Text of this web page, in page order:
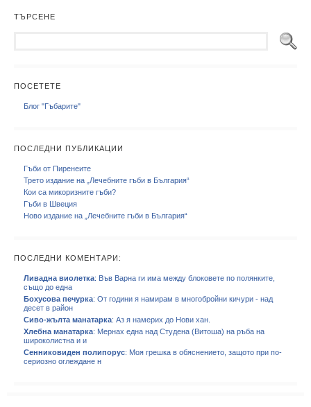
ТЪРСЕНЕ
ПОСЕТЕТЕ
Блог "Гъбарите"
ПОСЛЕДНИ ПУБЛИКАЦИИ
Гъби от Пиренеите
Трето издание на „Лечебните гъби в България“
Кои са микоризните гъби?
Гъби в Швеция
Ново издание на „Лечебните гъби в България“
ПОСЛЕДНИ КОМЕНТАРИ:
Ливадна виолетка: Във Варна ги има между блоковете по полянките,
също до една
Бохусова печурка: От години я намирам в многобройни кичури - над
десет в район
Сиво-жълта манатарка: Аз я намерих до Нови хан.
Хлебна манатарка: Мернах една над Студена (Витоша) на ръба на
широколистна и и
Сенниковиден полипорус: Моя грешка в обяснението, защото при по-
сериозно оглеждане н